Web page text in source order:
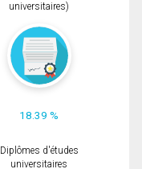
universitaires)
18.39 %
Diplômes d'études
universitaires